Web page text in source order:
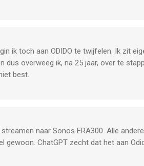
ik toch aan ODIDO te twijfelen. Ik zit
dus overweeg ik, na 25 jaar, over te
best.
naar Sonos ERA300. Alle
gewoon. ChatGPT zecht dat het aan